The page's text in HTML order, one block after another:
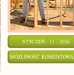
STYCZEŃ - 11 - 2026
MOŻLIWOŚĆ